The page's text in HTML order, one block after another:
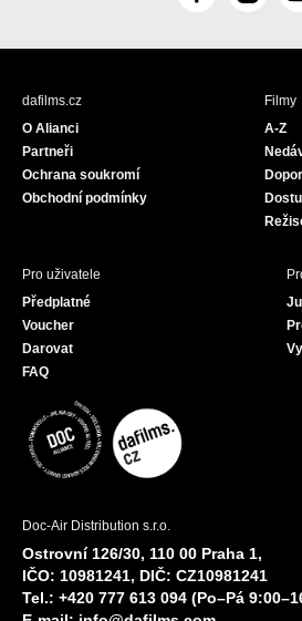
c
s
dafilms.cz
O Alianci
Partneři
Ochrana soukromí
Obchodní podmínky
Filmy
A-Z
Pro uživatele
Předplatné
Voucher
Darovat
FAQ
Doc-Air Distribution s.r.o.
Ostrovní 126/30, 110 00 Praha 1,
IČO: 10981241, DIČ: CZ10981241
Tel.: +420 777 613 094 (Po–Pá